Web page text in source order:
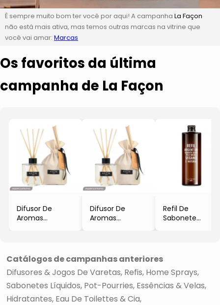
É sempre muito bom ter você por aqui! A campanha La Façon
não está mais ativa, mas temos outras marcas na vitrine que
você vai amar: Marcas
Os favoritos da última
campanha de La Façon
Difusor De
Aromas
Difusor De
Aromas
Refil De
Sabonete
Catálogos de campanhas anteriores
Difusores & Jogos De Varetas Refis Home Sprays
Sabonetes Líquidos Pot-Pourries Essências & Velas
Hidratantes, Eau De Toilettes & Cia